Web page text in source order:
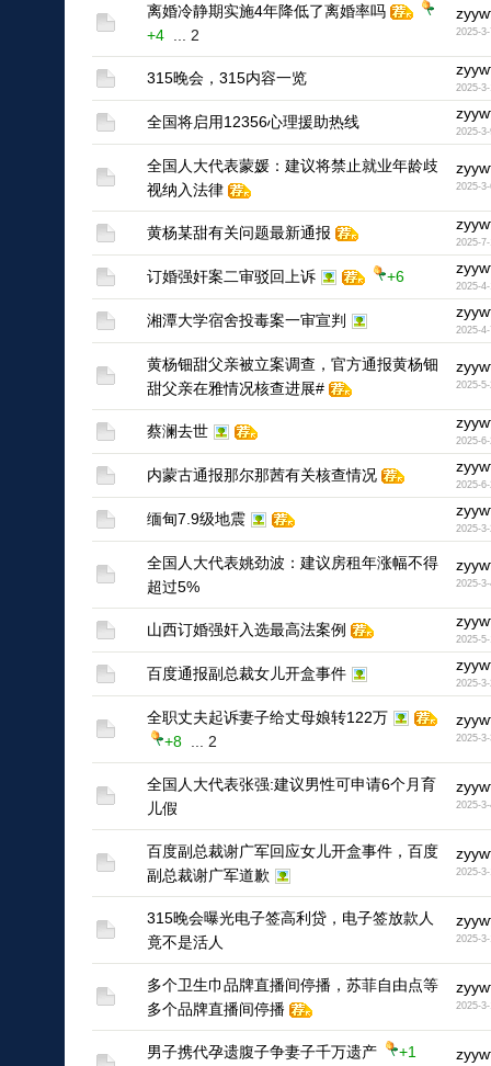
离婚冷静期实施4年降低了离婚率吗
+4
2
1
2025-3-
315晚会，315内容一览
1
2025-
全国将启用12356心理援助热线
1
2025-3-
全国人大代表蒙媛：建议将禁止就业年龄歧
视纳入法律
1
2025-3-
黄杨某甜有关问题最新通报
1
2025-
订婚强奸案二审驳回上诉 +6
1
2025-
湘潭大学宿舍投毒案一审宣判
1
2025-4-
黄杨钿甜父亲被立案调查，官方通报黄杨钿
甜父亲在雅情况核查进展#
1
2025-
蔡澜去世
1
2025-
内蒙古通报那尔那茜有关核查情况
1
2025-
缅甸7.9级地震
1
2025-
全国人大代表姚劲波：建议房租年涨幅不得
超过5%
1
2025-3-
山西订婚强奸入选最高法案例
1
2025-
百度通报副总裁女儿开盒事件
1
2025-
全职丈夫起诉妻子给丈母娘转122万
+8
2
1
2025-
全国人大代表张强:建议男性可申请6个月育
儿假
1
2025-3-
百度副总裁谢广军回应女儿开盒事件，百度
副总裁谢广军道歉
1
2025-
315晚会曝光电子签高利贷，电子签放款人
竟不是活人
1
2025-
多个卫生巾品牌直播间停播，苏菲自由点等
多个品牌直播间停播
1
2025-
男子携代孕遗腹子争妻子千万遗产
+1